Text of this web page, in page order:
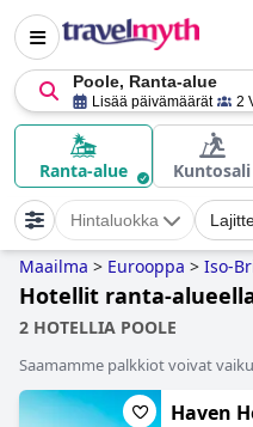
Poole, Ranta-alue
Lisää päivämäärät 2
Ranta-alue Kuntosali
Hintaluokka
Maailma > Eurooppa > Iso-
Hotellit ranta-
2 HOTELLIA POOLE
Saamamme palkkiot voivat
Haven